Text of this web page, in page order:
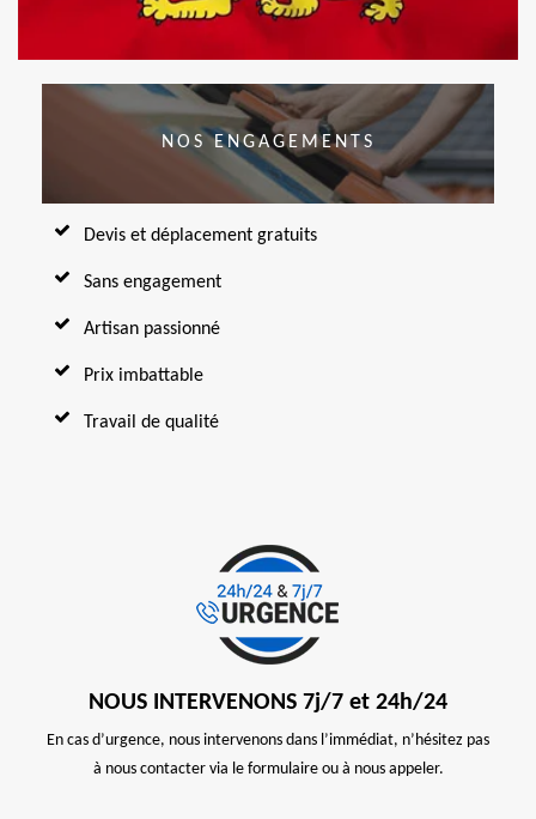
NOS ENGAGEMENTS
Devis et déplacement gratuits
Sans engagement
Artisan passionné
Prix imbattable
Travail de qualité
NOUS INTERVENONS 7j/7 et 24h/24
En cas d’urgence, nous intervenons dans l’immédiat, n’hésitez pas
à nous contacter via le formulaire ou à nous appeler.